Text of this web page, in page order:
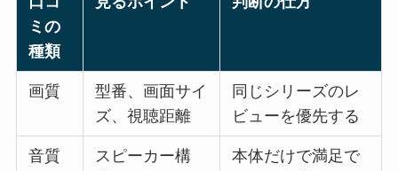
ミの
種類
画質
型番、画面サイ
ズ、視聴距離
同じシリーズのレ
ビューを優先する
音質
スピーカー構
本体だけで満足で